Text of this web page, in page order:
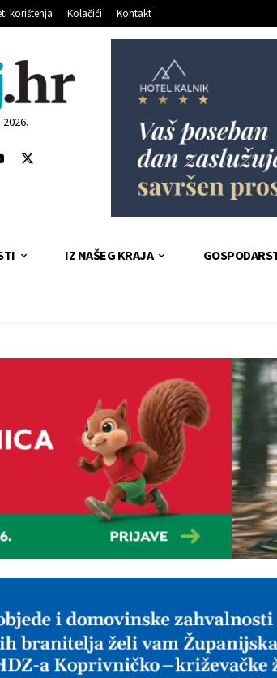
korištenja Kolačići Kontakt
IZ NAŠEG KRAJA